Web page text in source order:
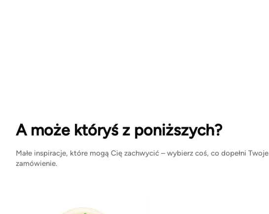
A może któryś z poniższych?
Małe inspiracje, które mogą Cię zachwycić – wybierz coś, co dopełni Twoje
zamówienie.